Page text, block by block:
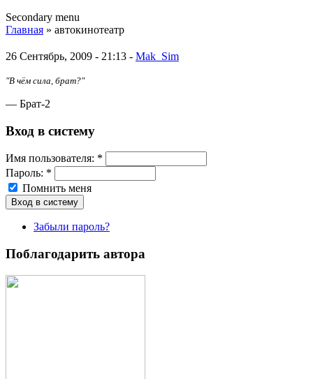
Secondary menu
Главная » автокинотеатр
26 Сентябрь, 2009 - 21:13 - Mak_Sim
"В чём сила, брат?"
— Брат-2
Вход в систему
Имя пoльзовaтeля: *
Пароль: *
Помнить меня
Забыли пароль?
Поблагодарить автора